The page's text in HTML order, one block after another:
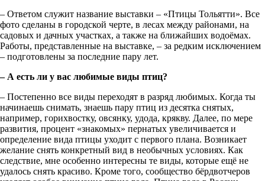
– Ответом служит название выставки – «Птицы Тольятти». Все
фото сделаны в городской черте, в лесах между районами, на
садовых и дачных участках, а также на ближайших водоёмах.
Работы, представленные на выставке, – за редким исключением
– подготовлены за последние пару лет.
– А есть ли у вас любимые виды птиц?
– Постепенно все виды переходят в разряд любимых. Когда ты
начинаешь снимать, знаешь пару птиц из десятка снятых,
например, горихвостку, овсянку, удода, крякву. Далее, по мере
развития, процент «знакомых» пернатых увеличивается и
определение вида птицы уходит с первого плана. Возникает
желание снять конкретный вид в необычных условиях. Как
следствие, мне особенно интересны те виды, которые ещё не
удалось снять красиво. Кроме того, сообщество бёрдвотчеров